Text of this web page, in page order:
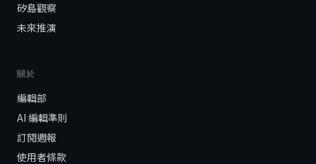
矽島觀察
未來推演
關於
編輯部
AI 編輯準則
訂閱週報
使用者條款